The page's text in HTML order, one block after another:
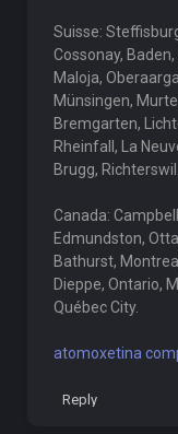
Suisse:
Cossonay,
Maloja,
Münsingen,
Bremgarten,
Rheinfall, La
Brugg, Richterswil.
Canada:
Edmundston,
Bathurst,
Dieppe, Ontario,
Québec City.
atomoxetina
Reply